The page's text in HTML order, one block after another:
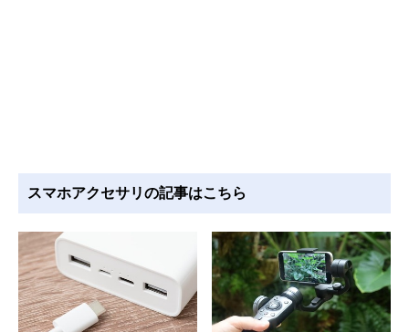
スマホアクセサリの記事はこちら